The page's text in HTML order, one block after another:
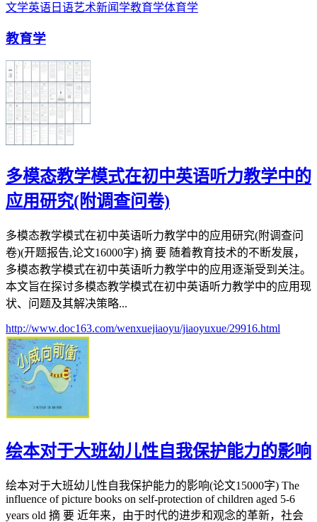
文学英语 日语艺术新闻学教育学体育学
教育学
多模态教学模式在初中英语听力教学中的
应用研究(附调查问卷)
多模态教学模式在初中英语听力教学中的应用研究(附调查问
卷)(开题报告,论文16000字) 摘 要 随着教育技术的不断发展，
多模态教学模式在初中英语听力教学中的应用逐渐受到关注。
本文旨在探讨多模态教学模式在初中英语听力教学中的应用现
状、问题及其解决策略...
http://www.doc163.com/wenxuejiaoyu/jiaoyuxue/29916.html
绘本对于大班幼儿性自我保护能力的影响
绘本对于大班幼儿性自我保护能力的影响(论文15000字) The
influence of picture books on self-protection of children aged 5-6
years old 摘 要 近年来，由于时代的进步和观念的革新，社会